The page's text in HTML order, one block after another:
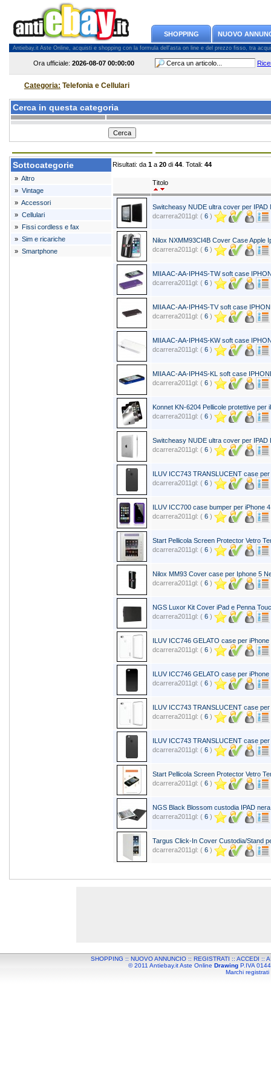
SHOPPING NUOVO
Antiebay.it Aste Online, acquisti e shopping con la formula dell'asta on line e del prezzo fisso, tra
Ora ufficiale: 2026-08-07 00:00:00
Categoria: Telefonia e Cellulari
Cerca in questa categoria
Sottocategorie
» Altro
» Vintage
» Accessori
» Cellulari
» Fissi cordless e fax
» Sim e ricariche
» Smartphone
Risultati: da 1 a 20 di 44 . Totali: 44
Titolo
Switcheasy NUDE ultra cover per IPAD
dcarrera2011gl: ( 6 )
Nilox NXMM93CI4B Cover Case Apple
dcarrera2011gl: ( 6 )
MIIA AC-AA-IPH4S-TW soft case
dcarrera2011gl: ( 6 )
MIIA AC-AA-IPH4S-TV soft case
dcarrera2011gl: ( 6 )
MIIA AC-AA-IPH4S-KW soft case
dcarrera2011gl: ( 6 )
MIIA AC-AA-IPH4S-KL soft case
dcarrera2011gl: ( 6 )
Konnet KN-6204 Pellicole protettive per
dcarrera2011gl: ( 6 )
Switcheasy NUDE ultra cover per IPAD
dcarrera2011gl: ( 6 )
ILUV ICC743 TRANSLUCENT case
dcarrera2011gl: ( 6 )
ILUV ICC700 case bumper per iPhone
dcarrera2011gl: ( 6 )
Start Pellicola Screen Protector Vetro
dcarrera2011gl: ( 6 )
Nilox MM93 Cover case per Iphone 5
dcarrera2011gl: ( 6 )
NGS Luxor Kit Cover iPad e Penna
dcarrera2011gl: ( 6 )
ILUV ICC746 GELATO case per iPhone
dcarrera2011gl: ( 6 )
ILUV ICC746 GELATO case per iPhone
dcarrera2011gl: ( 6 )
ILUV ICC743 TRANSLUCENT case
dcarrera2011gl: ( 6 )
ILUV ICC743 TRANSLUCENT case
dcarrera2011gl: ( 6 )
Start Pellicola Screen Protector Vetro
dcarrera2011gl: ( 6 )
NGS Black Blossom custodia IPAD nera
dcarrera2011gl: ( 6 )
Targus Click-In Cover Custodia/Stand
dcarrera2011gl: ( 6 )
SHOPPING :: NUOVO ANNUNCIO:: REGISTRATI :: ACCEDI ::
© 2011 Antiebay.it Aste Online DrawingP.IVA
Marchi